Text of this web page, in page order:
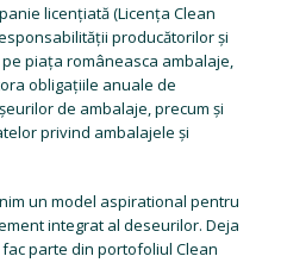
licențiată (Licența Clean
producătorilor și
piața româneasca ambalaje,
obligațiile anuale de
de ambalaje, precum și
privind ambalajele și
un model aspirational pentru
integrat al deseurilor. Deja
parte din portofoliul Clean